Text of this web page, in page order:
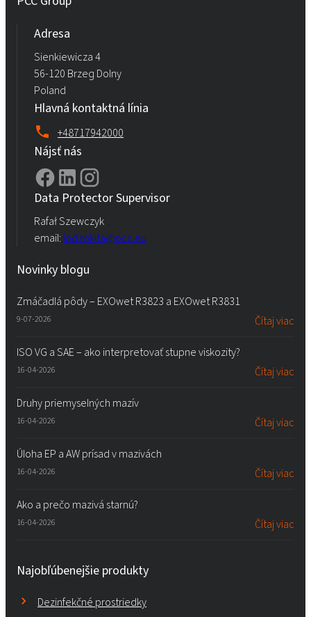
Adresa
Sienkiewicza 4
56-120 Brzeg Dolny
Poland
Hlavná kontaktná línia
+48717942000
Nájsť nás
Data Protector Supervisor
Rafał Szewczyk
email: iod.rokita@pcc.eu
Novinky blogu
Zmáčadlá pôdy – EXOwet R3823 a EXOwet R3831
9-07-2026 Čítaj viac
ISO VG a SAE – ako interpretovať stupne viskozity?
16-04-2026 Čítaj viac
Druhy priemyselných mazív
16-04-2026 Čítaj viac
Úloha EP a AW prísad v mazivách
16-04-2026 Čítaj viac
Ako a prečo mazivá starnú?
16-04-2026 Čítaj viac
Najobľúbenejšie produkty
Dezinfekčné prostriedky